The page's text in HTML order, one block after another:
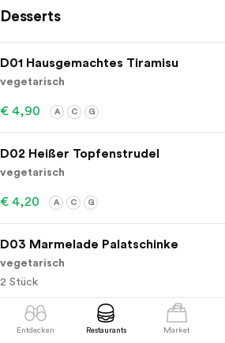
Desserts
D01 Hausgemachtes Tiramisu
vegetarisch
€ 4,90 A C G
D02 Heißer Topfenstrudel
vegetarisch
€ 4,20 A C G
D03 Marmelade Palatschinke
vegetarisch
2 Stück
€ 3,80
Entdecken Restaurants Market